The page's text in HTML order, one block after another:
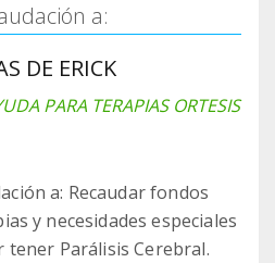
a:
DE ERICK
PARA TERAPIAS ORTESIS
a: Recaudar fondos
y necesidades especiales
tener Parálisis Cerebral.